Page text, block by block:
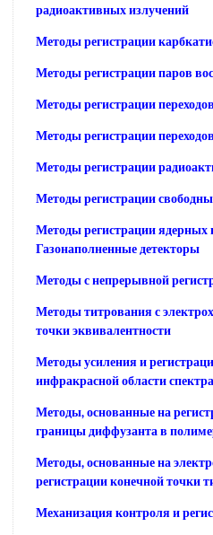
радиоактивных излучений
Методы регистрации
Методы регистрации паров
Методы регистрации переходов
Методы регистрации
Методы регистрации
Методы регистрации
Методы регистрации ядерных
Газонаполненные детекторы
Методы с непрерывной
Методы титрования с
точки эквивалентности
Методы усиления и
инфракрасной области спектра
Методы, основанные на
границы диффузанта в
Методы, основанные на
регистрации конечной точки
Механизация контроля и